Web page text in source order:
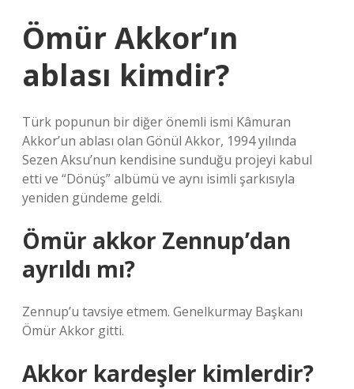
Ömür Akkor’ın
ablası kimdir?
Türk popunun bir diğer önemli ismi Kâmuran
Akkor’un ablası olan Gönül Akkor, 1994 yılında
Sezen Aksu’nun kendisine sunduğu projeyi kabul
etti ve “Dönüş” albümü ve aynı isimli şarkısıyla
yeniden gündeme geldi.
Ömür akkor Zennup’dan
ayrıldı mı?
Zennup’u tavsiye etmem. Genelkurmay Başkanı
Ömür Akkor gitti.
Akkor kardeşler kimlerdir?